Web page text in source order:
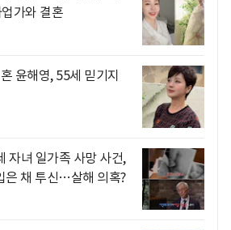
가와 결혼
윤해영, 55세 믿기지
자녀 일가족 사망 사건,
은 채 투신…살해 의혹?